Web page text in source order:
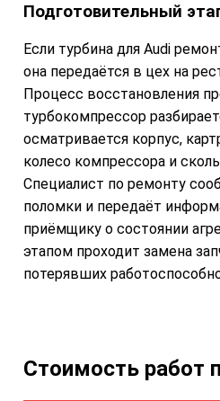
Подготовительный
Если турбина для Audi
она передаётся в цех на
Процесс восстановления
турбокомпрессор
осматривается корпус,
колесо компрессора и
Специалист по ремонту
поломки и передаёт
приёмщику о состоянии
этапом проходит замена
потерявших
Стоимость работ